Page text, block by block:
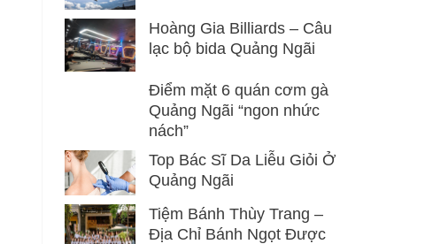
Hoàng Gia Billiards – Câu
lạc bộ bida Quảng Ngãi
Điểm mặt 6 quán cơm gà
Quảng Ngãi “ngon nhức
nách”
Top Bác Sĩ Da Liễu Giỏi Ở
Quảng Ngãi
Tiệm Bánh Thùy Trang –
Địa Chỉ Bánh Ngọt Được